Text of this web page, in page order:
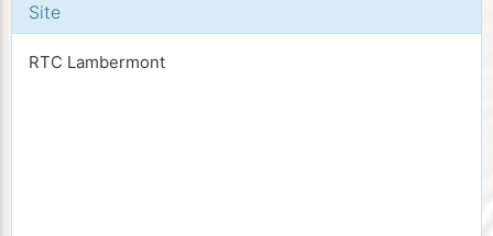
Site
RTC Lambermont